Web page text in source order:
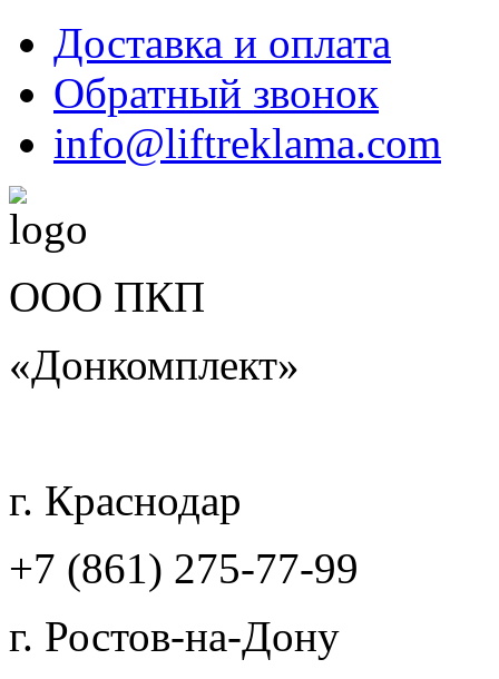
Доставка и оплата
Обратный звонок
info@liftreklama.com
ООО ПКП
«Донкомплект»
г. Краснодар
+7 (861) 275-77-99
г. Ростов-на-Дону